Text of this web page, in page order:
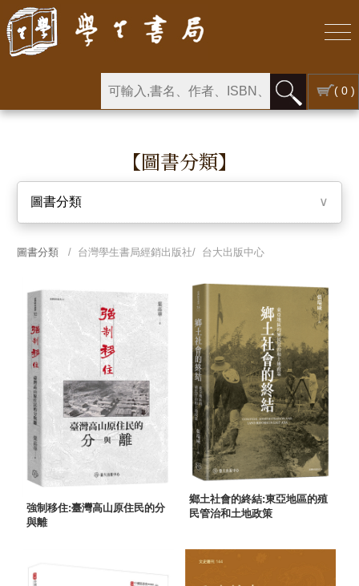
( 0 )
【圖書分類】
圖書分類 ∨
圖書分類 / 台灣學生書局經銷出版社/ 台大出版中心
強制移住:臺灣高山原住民的分
與離
鄉土社會的終結:東亞地區的殖
民管治和土地政策